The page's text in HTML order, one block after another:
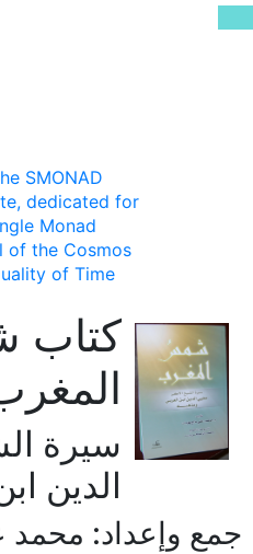
SMONAD
dedicated for
Monad
of the Cosmos
of Time
سيرة
الدين
جمع وإعداد: